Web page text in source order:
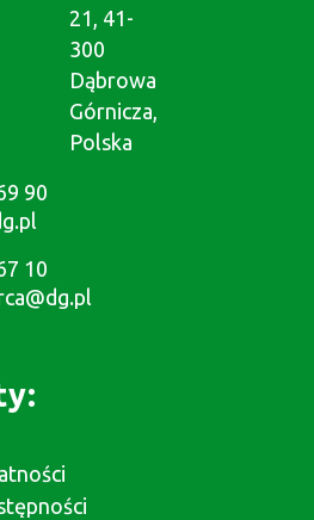
21, 41-
300
Dąbrowa
Górnicza,
Polska
90
10